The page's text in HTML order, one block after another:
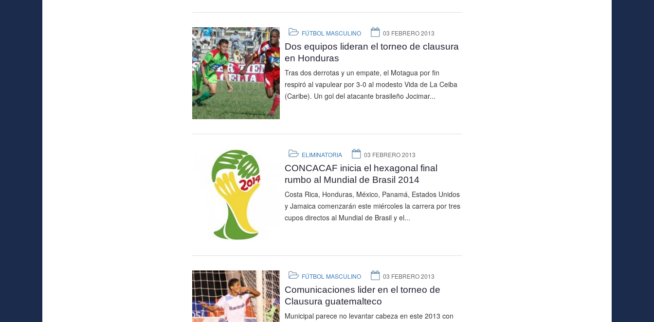
FÚTBOL MASCULINO 03 FEBRERO 2013
Dos equipos lideran el torneo de clausura
en Honduras
Tras dos derrotas y un empate, el Motagua por fin
respiró al vapulear por 3-0 al modesto Vida de La Ceiba
(Caribe). Un gol del atacante brasileño Jocimar...
ELIMINATORIA 03 FEBRERO 2013
CONCACAF inicia el hexagonal final
rumbo al Mundial de Brasil 2014
Costa Rica, Honduras, México, Panamá, Estados Unidos
y Jamaica comenzarán este miércoles la carrera por tres
cupos directos al Mundial de Brasil y el...
FÚTBOL MASCULINO 03 FEBRERO 2013
Comunicaciones lider en el torneo de
Clausura guatemalteco
Municipal parece no levantar cabeza en este 2013 con